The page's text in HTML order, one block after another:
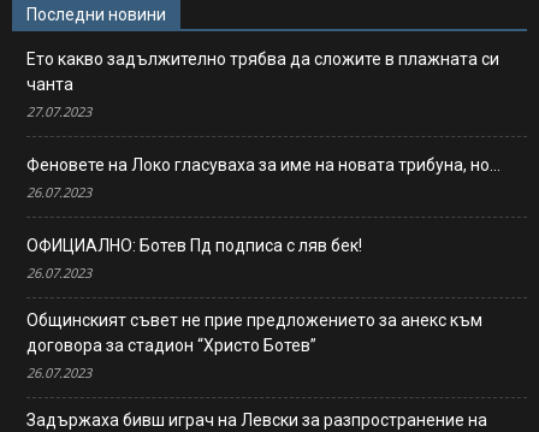
Последни новини
Ето какво задължително трябва да сложите в плажната си
чанта
27.07.2023
Феновете на Локо гласуваха за име на новата трибуна, но…
26.07.2023
ОФИЦИАЛНО: Ботев Пд подписа с ляв бек!
26.07.2023
Общинският съвет не прие предложението за анекс към
договора за стадион “Христо Ботев”
26.07.2023
Задържаха бивш играч на Левски за разпространение на